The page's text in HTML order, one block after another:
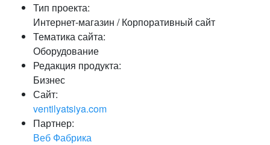
или войдите с помощью
Тип проекта:
Интернет-магазин / Корпоративный сайт
Тематика сайта:
Оборудование
Редакция продукта:
Бизнес
Сайт:
ventilyatsiya.com
Партнер:
Веб Фабрика